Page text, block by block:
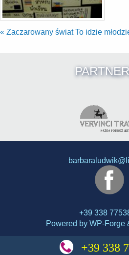
+39 338
« Zaczarowany świat To idzie
+39 338
Powered by WP-Forge
Projekt strony, wykonanie oraz